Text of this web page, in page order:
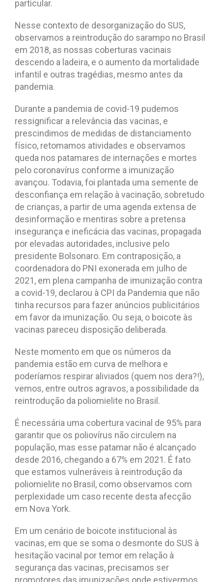
particular.
Nesse contexto de desorganização do SUS,
observamos a reintrodução do sarampo no Brasil
em 2018, as nossas coberturas vacinais
descendo a ladeira, e o aumento da mortalidade
infantil e outras tragédias, mesmo antes da
pandemia.
Durante a pandemia de covid-19 pudemos
ressignificar a relevância das vacinas, e
prescindimos de medidas de distanciamento
físico, retomamos atividades e observamos
queda nos patamares de internações e mortes
pelo coronavírus conforme a imunização
avançou. Todavia, foi plantada uma semente de
desconfiança em relação à vacinação, sobretudo
de crianças, a partir de uma agenda extensa de
desinformação e mentiras sobre a pretensa
insegurança e ineficácia das vacinas, propagada
por elevadas autoridades, inclusive pelo
presidente Bolsonaro. Em contraposição, a
coordenadora do PNI exonerada em julho de
2021, em plena campanha de imunização contra
a covid-19, declarou à CPI da Pandemia que não
tinha recursos para fazer anúncios publicitários
em favor da imunização. Ou seja, o boicote às
vacinas pareceu disposição deliberada.
Neste momento em que os números da
pandemia estão em curva de melhora e
poderíamos respirar aliviados (quem nos dera?!),
vemos, entre outros agravos, a possibilidade da
reintrodução da poliomielite no Brasil.
É necessária uma cobertura vacinal de 95% para
garantir que os poliovírus não circulem na
população, mas esse patamar não é alcançado
desde 2016, chegando a 67% em 2021. É fato
que estamos vulneráveis à reintrodução da
poliomielite no Brasil, como observamos com
perplexidade um caso recente desta afecção
em Nova York.
Em um cenário de boicote institucional às
vacinas, em que se soma o desmonte do SUS à
hesitação vacinal por temor em relação à
segurança das vacinas, precisamos ser
promotores das imunizações onde estivermos,